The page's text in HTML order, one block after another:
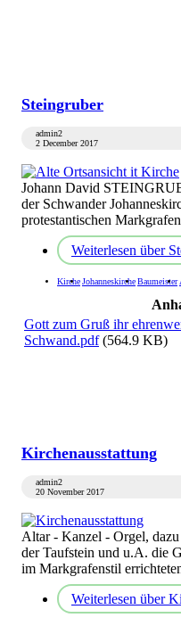
Steingruber
admin2
2 December 2017
Johann David
der Schwander
protestantischen
Weiterlesen über
KircheJohanneskircheBaumeister
Gott zum Gruß ihr
Schwand.pdf (564.9 KB)
Kirchenausstattung
admin2
20 November 2017
Altar - Kanzel - Orgel,
der Taufstein und u.A. die
im Markgrafenstil
Weiterlesen über